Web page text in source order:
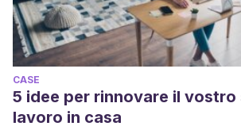
CASE
5 idee per rinnovare il vostro
lavoro in casa